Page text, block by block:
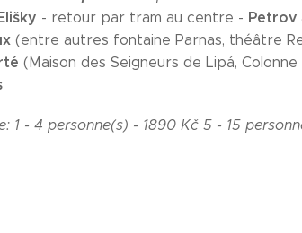
- retour par tram au centre - Petrov
(entre autres fontaine Parnas, théâtre
(Maison des Seigneurs de Lipá,
: 1 - 4 personne(s) - 1890 Kč 5 - 15